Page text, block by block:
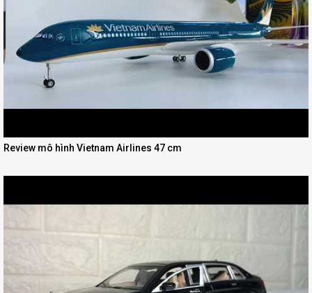
Review mô hình Vietnam Airlines 47 cm